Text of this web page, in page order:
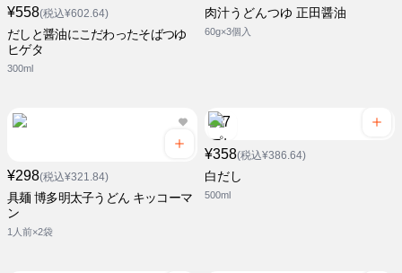
¥558(税込¥602.64)
だしと醤油にこだわったそばつゆ
ヒゲタ
300ml
肉汁うどんつゆ 正田醤油
60g×3個入
¥298(税込¥321.84)
具麺 博多明太子うどん キッコーマ
ン
1人前×2袋
¥358(税込¥386.64)
白だし
500ml